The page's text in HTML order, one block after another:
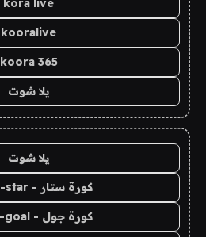
kooralive
koora 365
يلا شوت
يلا شوت
كورة ستار - koora-star
كورة جول - koora-goal